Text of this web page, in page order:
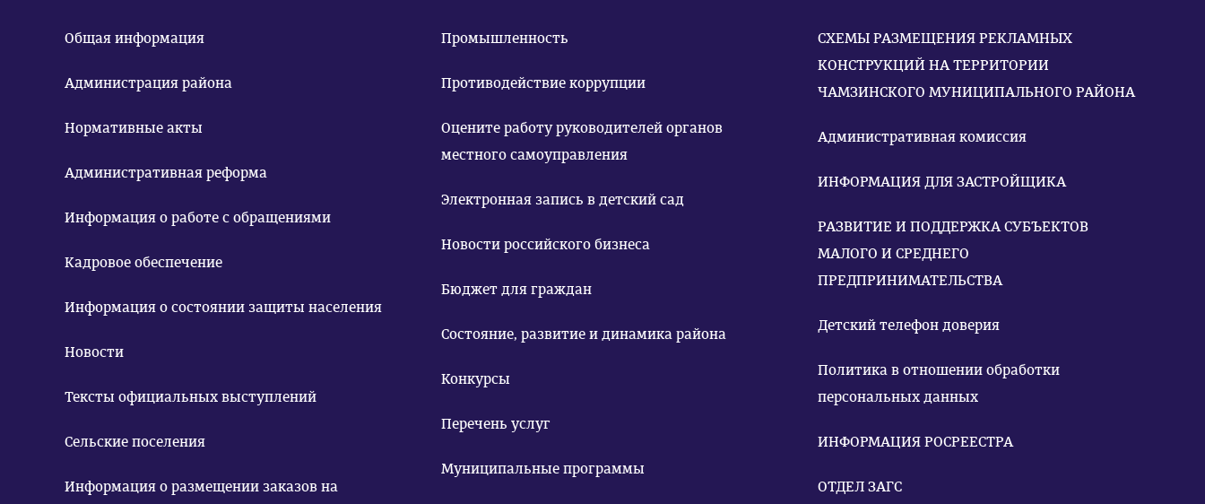
Общая информация
Администрация района
Нормативные акты
Административная реформа
Информация о работе с обращениями
Кадровое обеспечение
Информация о состоянии защиты населения
Новости
Тексты официальных выступлений
Сельские поселения
Информация о размещении заказов на
Промышленность
Противодействие коррупции
Оцените работу руководителей органов
местного самоуправления
Электронная запись в детский сад
Новости российского бизнеса
Бюджет для граждан
Состояние, развитие и динамика района
Конкурсы
Перечень услуг
Муниципальные программы
СХЕМЫ РАЗМЕЩЕНИЯ РЕКЛАМНЫХ
КОНСТРУКЦИЙ НА ТЕРРИТОРИИ
ЧАМЗИНСКОГО МУНИЦИПАЛЬНОГО РАЙОНА
Административная комиссия
ИНФОРМАЦИЯ ДЛЯ ЗАСТРОЙЩИКА
РАЗВИТИЕ И ПОДДЕРЖКА СУБЪЕКТОВ
МАЛОГО И СРЕДНЕГО
ПРЕДПРИНИМАТЕЛЬСТВА
Детский телефон доверия
Политика в отношении обработки
персональных данных
ИНФОРМАЦИЯ РОСРЕЕСТРА
ОТДЕЛ ЗАГС